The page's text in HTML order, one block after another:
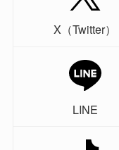
X（Twitter）
LINE